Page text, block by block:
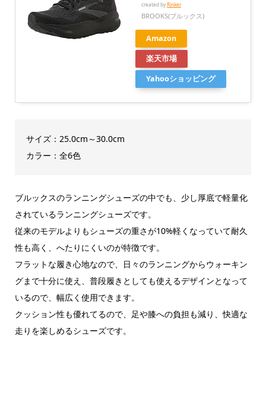
created byRinker
BROOKS(ブルックス)
Amazon
楽天市場
Yahooショッピング
サイズ：25.0cm～30.0cm
カラー：全6色
ブルックスのランニングシューズの中でも、少し厚底で軽量化
されているランニングシューズです。
従来のモデルよりもシューズの重さが10%軽くなっていて耐久
性も高く、へたりにくいのが特徴です。
フラットな履き心地なので、日々のランニングからウォーキン
グまで十分に使え、普段履きとしても使えるデザインとなって
いるので、幅広く使用できます。
クッション性も優れてるので、足や膝への負担も減り、快適な
走りを楽しめるシューズです。